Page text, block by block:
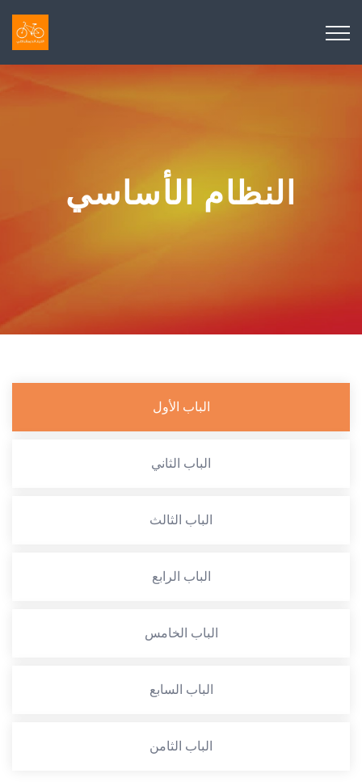
النظام الأساسي
الباب الأول
الباب الثاني
الباب الثالث
الباب الرابع
الباب الخامس
الباب السابع
الباب الثامن